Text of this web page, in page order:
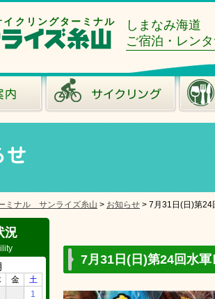
イクリングターミナル
しまなみ海道
ご宿泊・レン
ミナル サンライズ糸山 > お知らせ > 7月31日(日)第24
況
金
土
1
7月31日(日)第24回水